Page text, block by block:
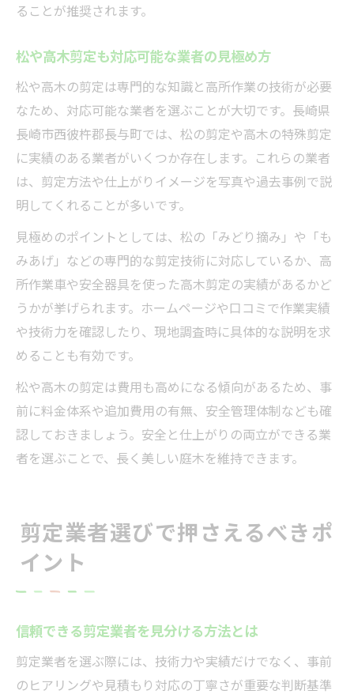
ることが推奨されます。
松や高木剪定も対応可能な業者の見極め方
松や高木の剪定は専門的な知識と高所作業の技術が必要
なため、対応可能な業者を選ぶことが大切です。長崎県
長崎市西彼杵郡長与町では、松の剪定や高木の特殊剪定
に実績のある業者がいくつか存在します。これらの業者
は、剪定方法や仕上がりイメージを写真や過去事例で説
明してくれることが多いです。
見極めのポイントとしては、松の「みどり摘み」や「も
みあげ」などの専門的な剪定技術に対応しているか、高
所作業車や安全器具を使った高木剪定の実績があるかど
うかが挙げられます。ホームページや口コミで作業実績
や技術力を確認したり、現地調査時に具体的な説明を求
めることも有効です。
松や高木の剪定は費用も高めになる傾向があるため、事
前に料金体系や追加費用の有無、安全管理体制なども確
認しておきましょう。安全と仕上がりの両立ができる業
者を選ぶことで、長く美しい庭木を維持できます。
剪定業者選びで押さえるべきポ
イント
信頼できる剪定業者を見分ける方法とは
剪定業者を選ぶ際には、技術力や実績だけでなく、事前
のヒアリングや見積もり対応の丁寧さが重要な判断基準